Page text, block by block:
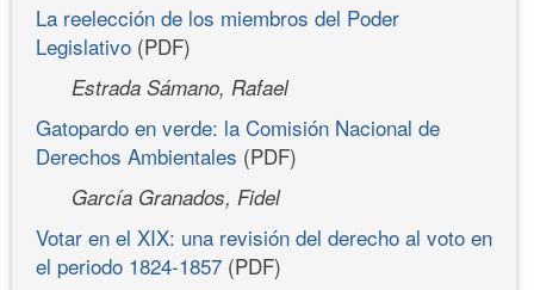
La reelección de los miembros del Poder
Legislativo (PDF)
Estrada Sámano, Rafael
Gatopardo en verde: la Comisión Nacional de
Derechos Ambientales (PDF)
García Granados, Fidel
Votar en el XIX: una revisión del derecho al voto en
el periodo 1824-1857 (PDF)